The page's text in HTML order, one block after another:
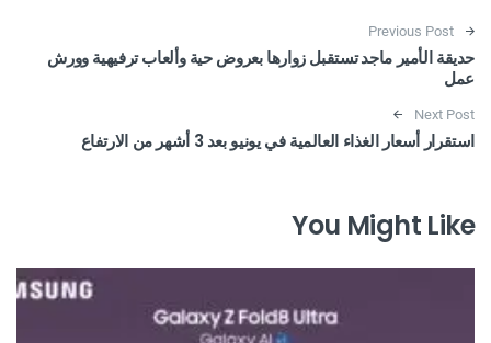
Post navigation
Previous Post
حديقة الأمير ماجد‬⁩ تستقبل زوارها بعروض حية وألعاب ترفيهية وورش
عمل
Next Post
استقرار أسعار الغذاء العالمية في يونيو بعد 3 أشهر من الارتفاع
You Might Like